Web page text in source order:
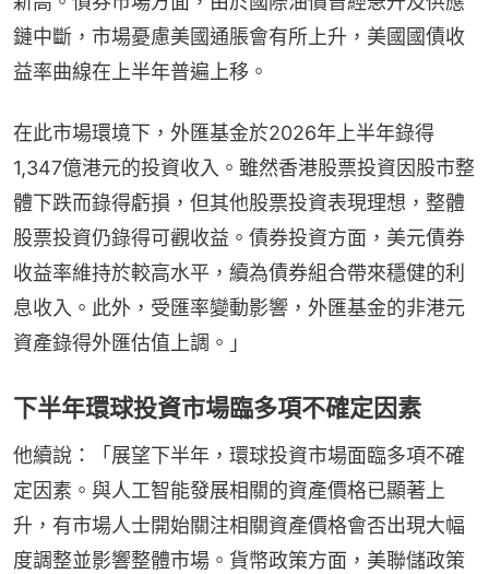
鏈中斷，市場憂慮美國通脹會有所上升，美國國債收
益率曲線在上半年普遍上移。
在此市場環境下，外匯基金於2026年上半年錄得
1,347億港元的投資收入。雖然香港股票投資因股市整
體下跌而錄得虧損，但其他股票投資表現理想，整體
股票投資仍錄得可觀收益。債券投資方面，美元債券
收益率維持於較高水平，續為債券組合帶來穩健的利
息收入。此外，受匯率變動影響，外匯基金的非港元
資產錄得外匯估值上調。」
下半年環球投資市場臨多項不確定因素
他續說：「展望下半年，環球投資市場面臨多項不確
定因素。與人工智能發展相關的資產價格已顯著上
升，有市場人士開始關注相關資產價格會否出現大幅
度調整並影響整體市場。貨幣政策方面，美聯儲政策